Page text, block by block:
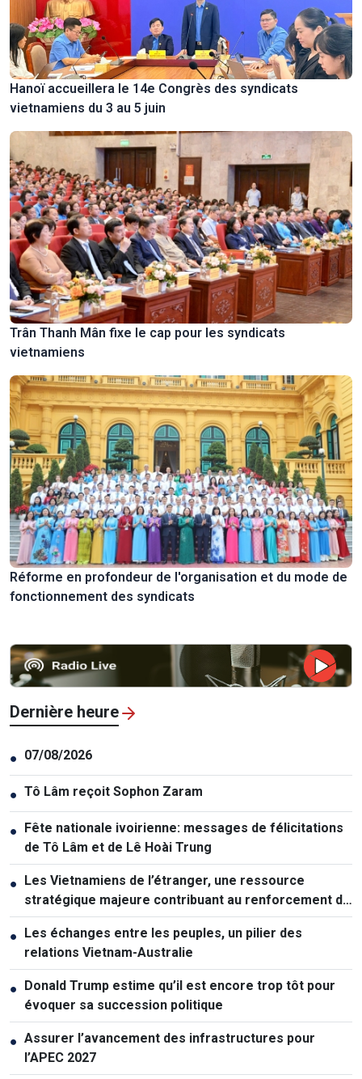
Hanoï accueillera le 14e Congrès des syndicats
vietnamiens du 3 au 5 juin
Trân Thanh Mân fixe le cap pour les syndicats
vietnamiens
Réforme en profondeur de l'organisation et du mode de
fonctionnement des syndicats
Dernière heure
● 07/08/2026
● Tô Lâm reçoit Sophon Zaram
● Fête nationale ivoirienne: messages de félicitations
de Tô Lâm et de Lê Hoài Trung
● Les Vietnamiens de l’étranger, une ressource
stratégique majeure contribuant au renforcement de
la puissance nationale
● Les échanges entre les peuples, un pilier des
relations Vietnam-Australie
● Donald Trump estime qu’il est encore trop tôt pour
évoquer sa succession politique
● Assurer l’avancement des infrastructures pour
l’APEC 2027